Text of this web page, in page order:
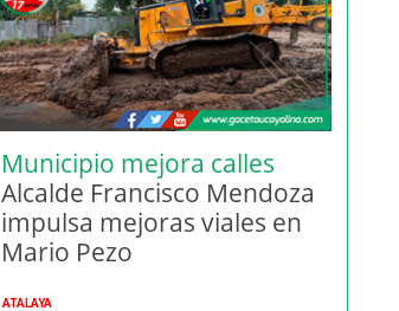
Municipio mejora calles
Alcalde Francisco Mendoza
impulsa mejoras viales en
Mario Pezo
ATALAYA